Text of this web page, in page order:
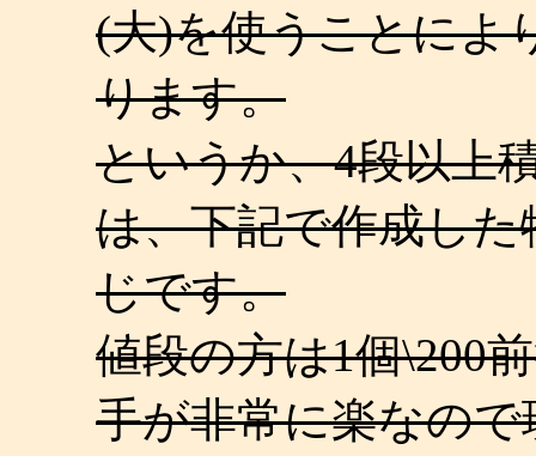
(大)を使うことによ
ります。
というか、4段以上
は、下記で作成し
じです。
値段の方は1個\200
手が非常に楽なの